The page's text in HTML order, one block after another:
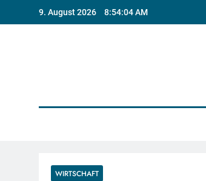
9. August 2026 8:54:05 AM
WIRTSCHAFT